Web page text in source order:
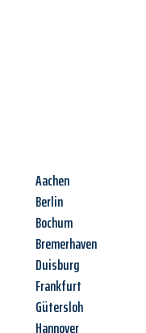
Aachen
Berlin
Bochum
Bremerhaven
Duisburg
Frankfurt
Gütersloh
Hannover